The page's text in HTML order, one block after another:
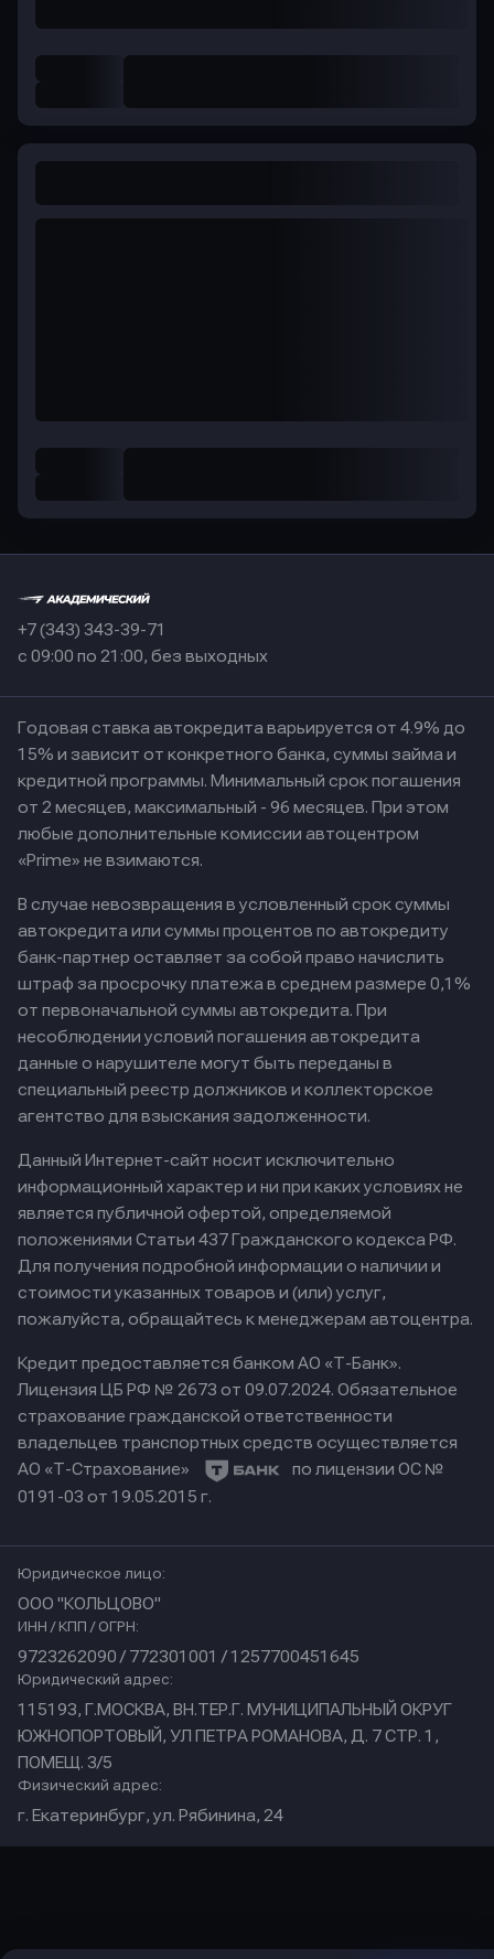
+7 (343) 343-39-71
с 09:00 по 21:00, без выходных
Годовая ставка автокредита варьируется от 4.9% до
15% и зависит от конкретного банка, суммы займа и
кредитной программы. Минимальный срок погашения
от 2 месяцев, максимальный - 96 месяцев. При этом
любые дополнительные комиссии автоцентром
«Prime» не взимаются.
В случае невозвращения в условленный срок суммы
автокредита или суммы процентов по автокредиту
банк-партнер оставляет за собой право начислить
штраф за просрочку платежа в среднем размере 0,1%
от первоначальной суммы автокредита. При
несоблюдении условий погашения автокредита
данные о нарушителе могут быть переданы в
специальный реестр должников и коллекторское
агентство для взыскания задолженности.
Данный Интернет-сайт носит исключительно
информационный характер и ни при каких условиях не
является публичной офертой, определяемой
положениями Статьи 437 Гражданского кодекса РФ.
Для получения подробной информации о наличии и
стоимости указанных товаров и (или) услуг,
пожалуйста, обращайтесь к менеджерам автоцентра.
Кредит предоставляется банком АО «Т-Банк».
Лицензия ЦБ РФ № 2673 от 09.07.2024. Обязательное
страхование гражданской ответственности
владельцев транспортных средств осуществляется
АО «Т-Страхование»
по лицензии ОС №
0191-03 от 19.05.2015 г.
Юридическое лицо:
ООО "КОЛЬЦОВО"
ИНН / КПП / ОГРН:
9723262090 / 772301001 / 1257700451645
Юридический адрес:
115193, Г.МОСКВА, ВН.ТЕР.Г. МУНИЦИПАЛЬНЫЙ ОКРУГ
ЮЖНОПОРТОВЫЙ, УЛ ПЕТРА РОМАНОВА, Д. 7 СТР. 1,
ПОМЕЩ. 3/5
Физический адрес:
г. Екатеринбург, ул. Рябинина, 24